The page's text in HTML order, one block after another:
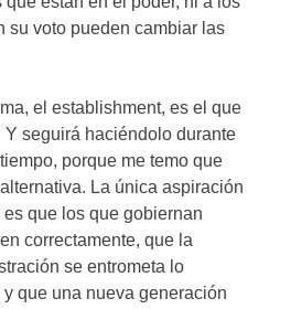
su voto pueden cambiar las
el establishment, es el que
Y seguirá haciéndolo durante
porque me temo que
La única aspiración
es que los que gobiernan
correctamente, que la
se entrometa lo
y que una nueva generación